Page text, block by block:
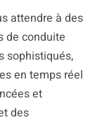
attendre à des
de conduite
sophistiqués,
en temps réel
et
des